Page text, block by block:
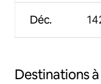
Déc.
Destinations